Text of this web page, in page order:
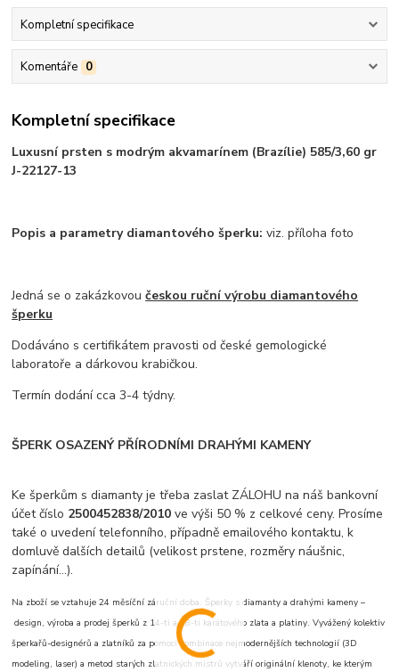
Kompletní specifikace
Komentáře 0
Kompletní specifikace
Luxusní prsten s modrým akvamarínem (Brazílie) 585/3,60 gr
J-22127-13
Popis a parametry diamantového šperku: viz. příloha foto
Jedná se o zakázkovoučeskou ruční výrobu diamantového
šperku
Dodáváno s certifikátem pravosti od české gemologické
laboratoře a dárkovou krabičkou.
Termín dodání cca 3-4 týdny.
ŠPERK OSAZENÝ PŘÍRODNÍMI DRAHÝMI KAMENY
Ke šperkům s diamanty je třeba zaslat ZÁLOHU na náš bankovní
účet číslo 2500452838/2010ve výši 50 % z celkové ceny. Prosíme
také o uvedení telefonního, případně emailového kontaktu, k
domluvě dalších detailů (velikost prstene, rozměry náušnic,
zapínání...).
Na zboží se vztahuje 24 měsíční záruční doba. Šperky s diamanty a drahými kameny –
design, výroba a prodej šperků z 14-ti a 18-ti karátového zlata a platiny. Vyvážený kolektiv
šperkařů-designérů a zlatníků za pomoci kombinace nejmodernějších technologií (3D
modeling, laser) a metod starých zlatnických mistrů vytváří originální klenoty, ke kterým